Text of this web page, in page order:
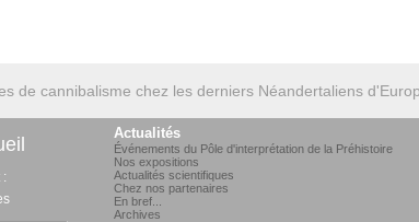
de cannibalisme chez les derniers Néandertaliens
Actualités
Événements du Pôle d'interprétation de la Préhistoire
Nos expositions
Actualités scientifiques
Chez nos partenaires
En bref...
Archives